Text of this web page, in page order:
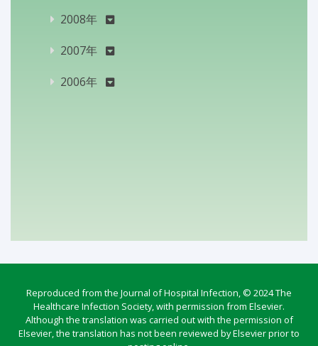
2008年
2007年
2006年
Reproduced from the Journal of Hospital Infection, © 2024 The
Healthcare Infection Society, with permission from Elsevier.
Although the translation was carried out with the permission of
Elsevier, the translation has not been reviewed by Elsevier prior to